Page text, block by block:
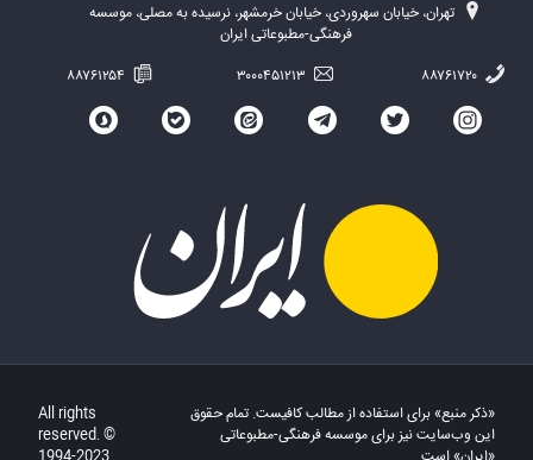
تهران، خیابان سهروردی، خیابان خرمشهر، نرسیده به مصلی، موسسه
فرهنگی-مطبوعاتی ایران
«ذکر منبع» برای استفاده از مطالب کافیست. تمام حقوق
این وب‌سایت نیز برای موسسه فرهنگی-مطبوعاتی
All rights
reserved. ©